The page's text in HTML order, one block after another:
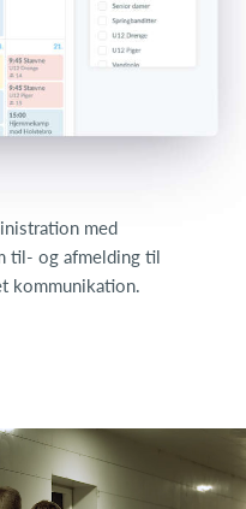
med
til- og afmelding til
kommunikation.